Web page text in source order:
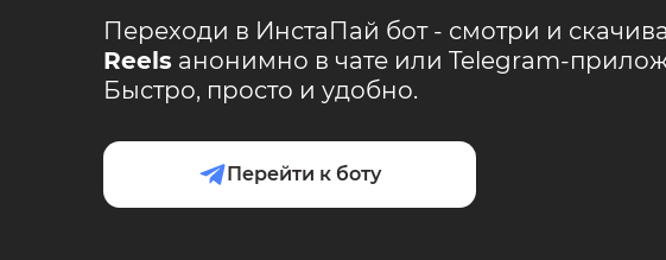
Переходи в ИнстаПай бот - смотри и
Reels анонимно в чате или Telegram-
Быстро, просто и удобно.
Перейти к боту